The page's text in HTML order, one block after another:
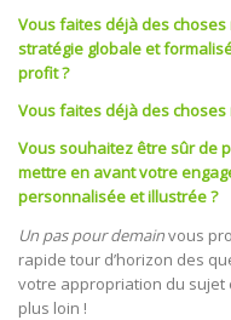
Vous faites déjà des choses
stratégie globale et
profit ?
Vous faites déjà des choses
Vous souhaitez être sûr de
mettre en avant votre
personnalisée et illustrée ?
Un pas pour demainvous
rapide tour d’horizon des
votre appropriation du sujet
plus loin !